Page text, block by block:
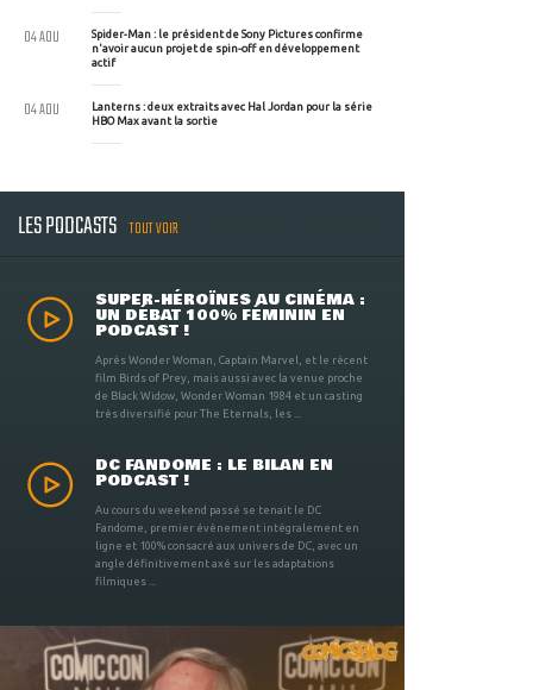
Spider-Man : le président de Sony Pictures confirme
n'avoir aucun projet de spin-off en développement
actif
04 AOU
Lanterns : deux extraits avec Hal Jordan pour la série
HBO Max avant la sortie
04 AOU
LES PODCASTS TOUT VOIR
SUPER-HÉROÏNES AU CINÉMA :
UN DÉBAT 100% FÉMININ EN
PODCAST !
Après Wonder Woman, Captain Marvel, et le récent
film Birds of Prey, mais aussi avec la venue proche
de Black Widow, Wonder Woman 1984 et un casting
très diversifié pour The Eternals, les ...
DC FANDOME : LE BILAN EN
PODCAST !
Au cours du weekend passé se tenait le DC
Fandome, premier évènement intégralement en
ligne et 100% consacré aux univers de DC, avec un
angle définitivement axé sur les adaptations
filmiques ...